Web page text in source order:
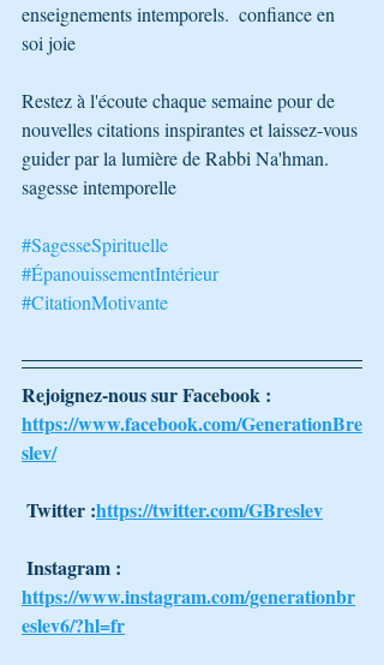
enseignements intemporels.  confiance en
soi joie
Restez à l'écoute chaque semaine pour de
nouvelles citations inspirantes et laissez-vous
guider par la lumière de Rabbi Na'hman.
sagesse intemporelle
#SagesseSpirituelle
#ÉpanouissementIntérieur
#CitationMotivante
Rejoignez-nous sur Facebook :
https://www.facebook.com/GenerationBre
slev/
Twitter :https://twitter.com/GBreslev
Instagram :
https://www.instagram.com/generationbr
eslev6/?hl=fr